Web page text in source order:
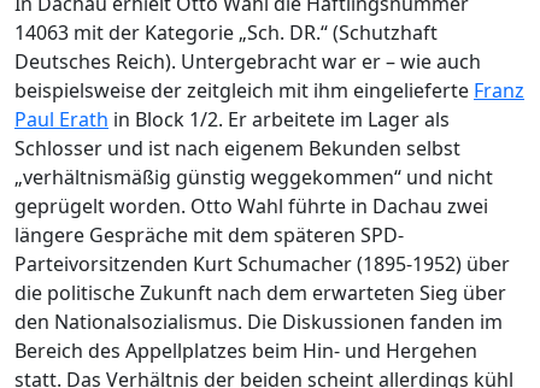
14063 mit der Kategorie „Sch. DR.“ (Schutzhaft
Deutsches Reich). Untergebracht war er – wie auch
beispielsweise der zeitgleich mit ihm eingelieferte Franz
Paul Erath in Block 1/2. Er arbeitete im Lager als
Schlosser und ist nach eigenem Bekunden selbst
„verhältnismäßig günstig weggekommen“ und nicht
geprügelt worden. Otto Wahl führte in Dachau zwei
längere Gespräche mit dem späteren SPD-
Parteivorsitzenden Kurt Schumacher (1895-1952) über
die politische Zukunft nach dem erwarteten Sieg über
den Nationalsozialismus. Die Diskussionen fanden im
Bereich des Appellplatzes beim Hin- und Hergehen
statt. Das Verhältnis der beiden scheint allerdings kühl